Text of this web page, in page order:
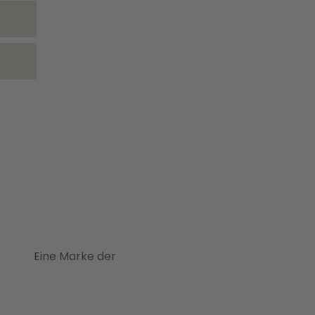
Eine Marke der